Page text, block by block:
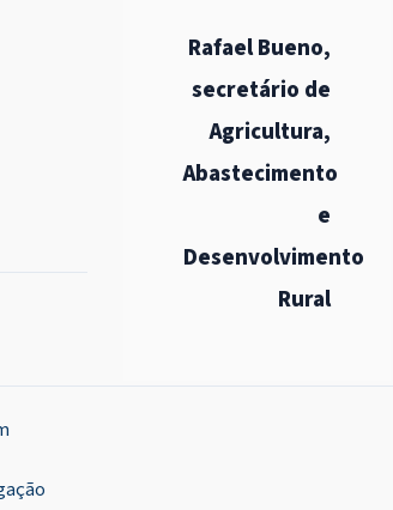
Rafael Bueno,
secretário de
Agricultura,
Abastecimento
e
Desenvolvimento
Rural